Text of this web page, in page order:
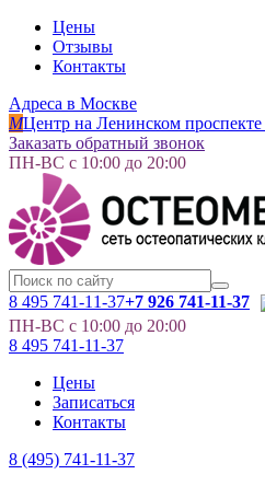
Цены
Отзывы
Контакты
Адреса в Москве
MЦентр на Ленинском проспекте
Заказать обратный звонок
ПН-ВС с 10:00 до 20:00
8 495 741-11-37+7 926 741-11-37
ПН-ВС с 10:00 до 20:00
8 495 741-11-37
Цены
Записаться
Контакты
8 (495) 741-11-37